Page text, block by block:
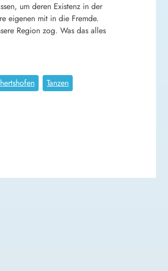
um deren Existenz in der
eigenen mit in die Fremde.
Region zog. Was das alles
Tanzen